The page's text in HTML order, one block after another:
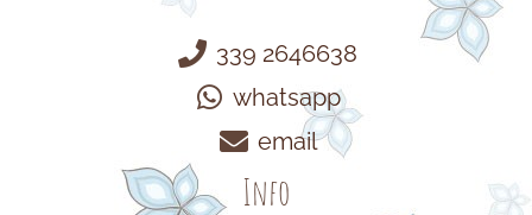
339 2646638
whatsapp
email
Info